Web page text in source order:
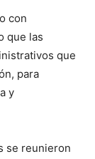
con
que las
que
para
y
se reunieron